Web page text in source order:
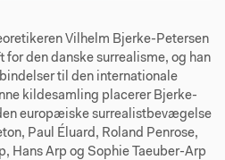
Vilhelm Bjerke-Petersen
den danske surrealisme, og han
til den internationale
kildesamling placerer Bjerke-
europæiske surrealistbevægelse
Paul Éluard, Roland Penrose,
Hans Arp og Sophie Taeuber-Arp